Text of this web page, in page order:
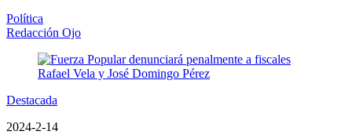
Política
Redacción Ojo
Destacada
2024-2-14